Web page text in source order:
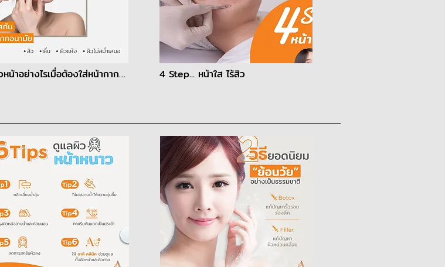
ดูแลผิวหน้าอย่างไรเมื่อต้องใส่หน้ากากอนามัย 4 Step... หน้าใส ไร้สิว